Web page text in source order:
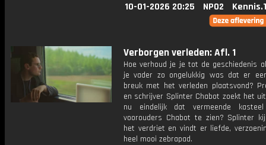
10-01-2026 20:25 NPO2
Verborgen verleden: Afl. 1
Hoe verhoud je je tot de geschiedenis
je vader zo ongelukkig was dat er
breuk met het verleden plaatsvond?
en schrijver Splinter Chabot zoekt het
nu eindelijk dat vermeende
voorouders Chabot te zien? Splinter
het verdriet en vindt er liefde,
heel mooi zebrapad.